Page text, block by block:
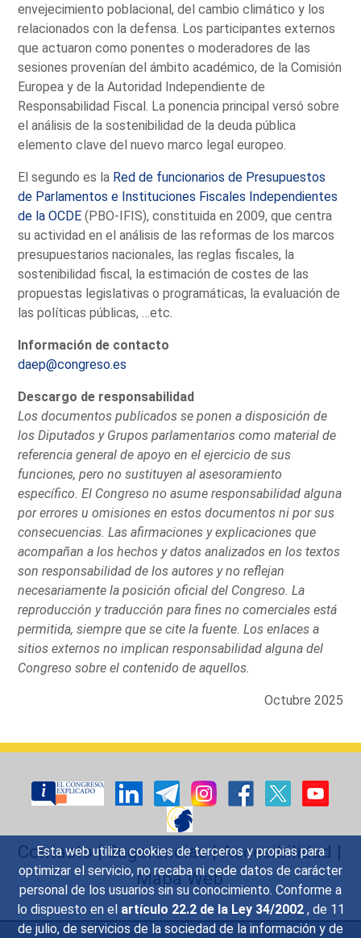
Esta web utiliza cookies de terceros y propias para
optimizar el servicio, no recaba ni cede datos de carácter
personal de los usuarios sin su conocimiento. Conforme a
lo dispuesto en el artículo 22.2 de la Ley 34/2002 , de 11
de julio, de servicios de la sociedad de la información y de
envejecimiento poblacional, del cambio climático y los
relacionados con la defensa. Los participantes externos
que actuaron como ponentes o moderadores de las
sesiones provenían del ámbito académico, de la Comisión
Europea y de la Autoridad Independiente de
Responsabilidad Fiscal. La ponencia principal versó sobre
el análisis de la sostenibilidad de la deuda pública
elemento clave del nuevo marco legal europeo.
El segundo es la Red de funcionarios de Presupuestos
de Parlamentos e Instituciones Fiscales Independientes
de la OCDE (PBO-IFIS), constituida en 2009, que centra
su actividad en el análisis de las reformas de los marcos
presupuestarios nacionales, las reglas fiscales, la
sostenibilidad fiscal, la estimación de costes de las
propuestas legislativas o programáticas, la evaluación de
las políticas públicas, …etc.
Información de contacto
daep@congreso.es
Descargo de responsabilidad
Los documentos publicados se ponen a disposición de
los Diputados y Grupos parlamentarios como material de
referencia general de apoyo en el ejercicio de sus
funciones, pero no sustituyen al asesoramiento
específico. El Congreso no asume responsabilidad alguna
por errores u omisiones en estos documentos ni por sus
consecuencias. Las afirmaciones y explicaciones que
acompañan a los hechos y datos analizados en los textos
son responsabilidad de los autores y no reflejan
necesariamente la posición oficial del Congreso. La
reproducción y traducción para fines no comerciales está
permitida, siempre que se cite la fuente. Los enlaces a
sitios externos no implican responsabilidad alguna del
Congreso sobre el contenido de aquellos.
Octubre 2025
Contacto|Sugerencias|Accesibilidad |
Mapa Web